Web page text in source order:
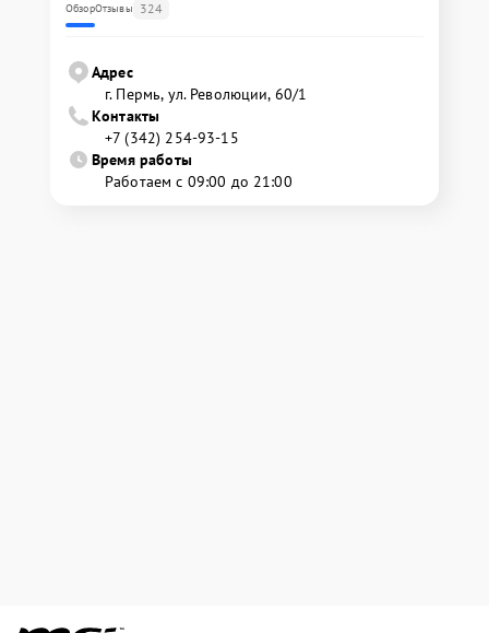
ОбзорОтзывы 324
Адрес
г. Пермь, ул. ​Революции, 60/1
Контакты
+7 (342) 254-93-15
Время работы
Работаем с 09:00 до 21:00